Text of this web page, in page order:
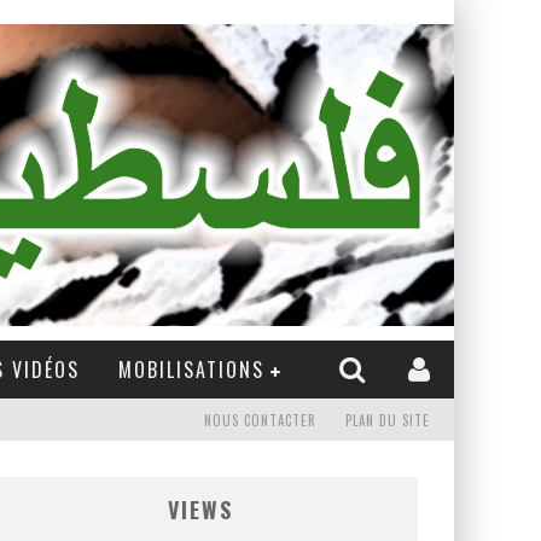
VIDÉOS MOBILISATIONS
NOUS CONTACTER PLAN DU SITE
VIEWS